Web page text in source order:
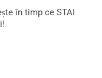
în timp ce STAI